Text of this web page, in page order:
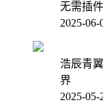
无需插
2025-
浩辰青
界
2025-